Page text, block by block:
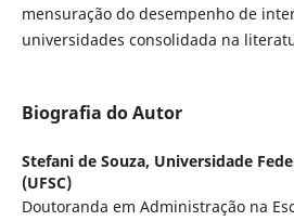
mensuração do desempenho de
universidades consolidada na
Biografia do Autor
Stefani de Souza, Universidade
(UFSC)
Doutoranda em Administração na